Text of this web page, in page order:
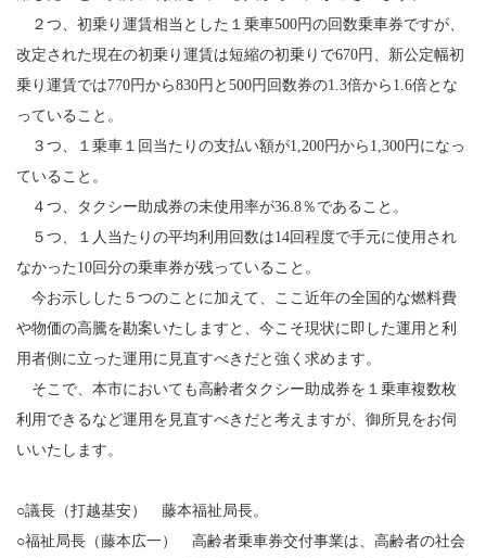
２つ、初乗り運賃相当とした１乗車500円の回数乗車券ですが、
改定された現在の初乗り運賃は短縮の初乗りで670円、新公定幅初
乗り運賃では770円から830円と500円回数券の1.3倍から1.6倍とな
っていること。
３つ、１乗車１回当たりの支払い額が1,200円から1,300円になっ
ていること。
４つ、タクシー助成券の未使用率が36.8％であること。
５つ、１人当たりの平均利用回数は14回程度で手元に使用され
なかった10回分の乗車券が残っていること。
今お示しした５つのことに加えて、ここ近年の全国的な燃料費
や物価の高騰を勘案いたしますと、今こそ現状に即した運用と利
用者側に立った運用に見直すべきだと強く求めます。
そこで、本市においても高齢者タクシー助成券を１乗車複数枚
利用できるなど運用を見直すべきだと考えますが、御所見をお伺
いいたします。
○議長（打越基安） 藤本福祉局長。
○福祉局長（藤本広一） 高齢者乗車券交付事業は、高齢者の社会